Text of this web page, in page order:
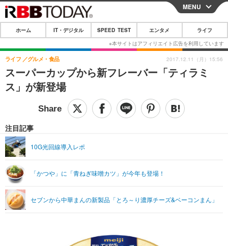
CLOSE
ホーム
IT・デジタル
IT・デジタルTOP スマートフォン
ショッピング その他
SPEED TEST
エンタメTOP 映画・ドラマ
グラビア
ショッピング その他
ライフTOP
リリース一覧
プッシュ通知の停止方法
MENU
ホーム IT・デジタル SPEED TEST エンタメ ライフ
スーパーカップから新フレーバー「ティラミ
ス」が新登場
ライフ グルメ・食品
注目記事
10G光回線導入レポ
「かつや」に「青ねぎ味噌カツ」が今年も登場！
セブンから中華まんの新製品「とろ～り濃厚チーズ&ベーコンまん」
2017.12.11（月）15:56